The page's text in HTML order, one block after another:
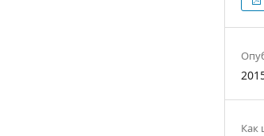
Как